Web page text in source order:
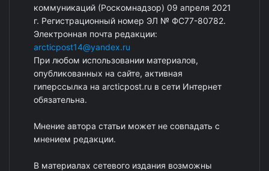
коммуникаций (Роскомнадзор) 09 апреля 2021
г. Регистрационный номер ЭЛ № ФС77-80782.
Электронная почта редакции:
arcticpost14@yandex.ru
При любом использовании материалов,
опубликованных на сайте, активная
гиперссылка на arcticpost.ru в сети Интернет
обязательна.
Мнение автора статьи может не совпадать с
мнением редакции.
В материалах сетевого издания возможны